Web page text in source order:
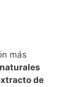
más
de